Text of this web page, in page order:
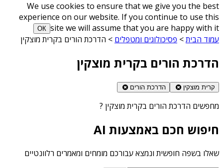
We use cookies to ensure that we give you the best
experience on our website. If you continue to use this
site we will assume that you are happy with it
ОК
עמוד הבית> פסיכולוגים ומטפלים > הדרכת הורים בקרית מוצקין
הדרכת הורים בקרית מוצקין
קרית מוצקין הדרכת הורים
מחפשים הדרכת הורים בקרית מוצקין ?
חיפוש חכם באמצעות AI
שאלו בשפה חופשית ונמצא עבורכם מומחים ומאמרים רלוונטיים